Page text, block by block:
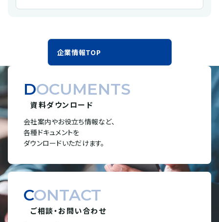
企業情報TOP
DOCUMENTS
資料ダウンロード
会社案内やお役立ち情報など、
各種ドキュメントを
ダウンロードいただけます。
CONTACT
ご相談・お問い合わせ